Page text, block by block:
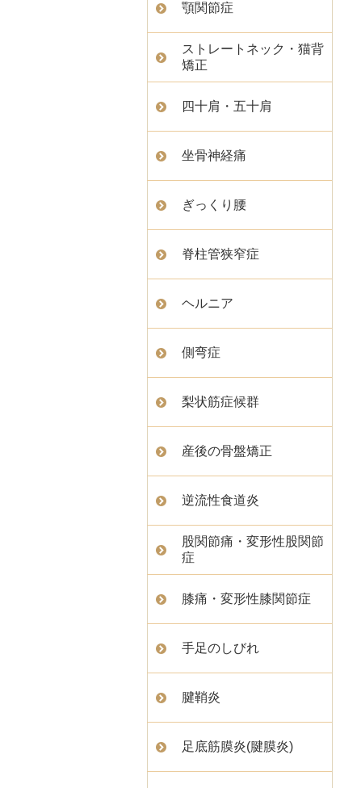
顎関節症
ストレートネック・猫背
矯正
四十肩・五十肩
坐骨神経痛
ぎっくり腰
脊柱管狭窄症
ヘルニア
側弯症
梨状筋症候群
産後の骨盤矯正
逆流性食道炎
股関節痛・変形性股関節
症
膝痛・変形性膝関節症
手足のしびれ
腱鞘炎
足底筋膜炎(腱膜炎)